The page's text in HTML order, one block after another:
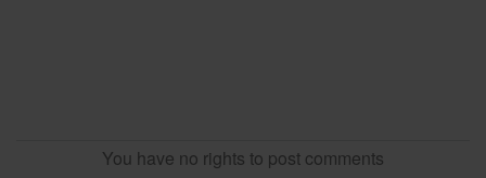
You have no rights to post comments